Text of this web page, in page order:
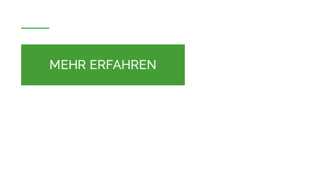
MEHR ERFAHREN